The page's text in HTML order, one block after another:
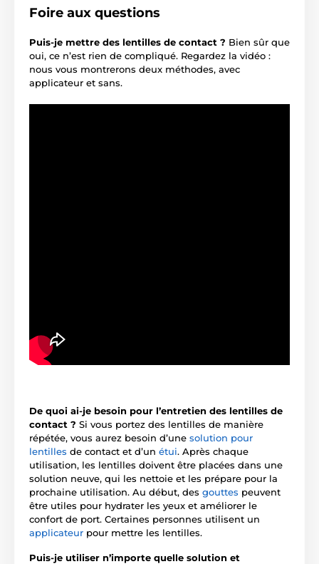
Foire aux questions
Puis-je mettre des lentilles de contact ? Bien sûr que
oui, ce n’est rien de compliqué. Regardez la vidéo :
nous vous montrerons deux méthodes, avec
applicateur et sans.
De quoi ai-je besoin pour l’entretien des lentilles de
contact ? Si vous portez des lentilles de manière
répétée, vous aurez besoin d’une solution pour
lentilles de contact et d’un étui. Après chaque
utilisation, les lentilles doivent être placées dans une
solution neuve, qui les nettoie et les prépare pour la
prochaine utilisation. Au début, des gouttes peuvent
être utiles pour hydrater les yeux et améliorer le
confort de port. Certaines personnes utilisent un
applicateur pour mettre les lentilles.
Puis-je utiliser n’importe quelle solution et